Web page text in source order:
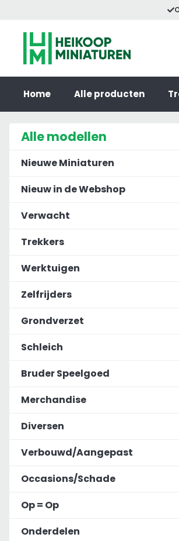
inhoud
Home Alle producten
Alle modellen
Nieuwe Miniaturen
Nieuw in de Webshop
Verwacht
Trekkers
Werktuigen
Zelfrijders
Grondverzet
Schleich
Bruder Speelgoed
Merchandise
Diversen
Verbouwd/Aangepast
Occasions/Schade
Op = Op
Onderdelen